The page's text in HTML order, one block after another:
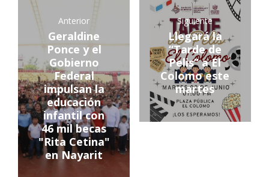
Anterior
Geraldine
Ponce y el
Gobierno
Federal
impulsan la
educación
infantil con
46 mil becas
"Rita Cetina"
en Nayarit
Siguiente
Llegará la
“Tarde de
Pelis” a El
Colomo este
martes